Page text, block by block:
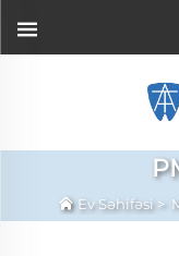
Ev Səhifəsi >